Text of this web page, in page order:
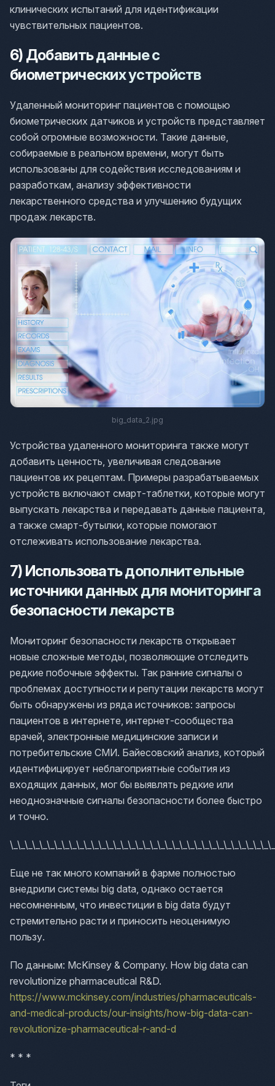
клинических испытаний для идентификации
чувствительных пациентов.
6) Добавить данные с
биометрических устройств
Удаленный мониторинг пациентов с помощью
биометрических датчиков и устройств представляет
собой огромные возможности. Такие данные,
собираемые в реальном времени, могут быть
использованы для содействия исследованиям и
разработкам, анализу эффективности
лекарственного средства и улучшению будущих
продаж лекарств.
big_data_2.jpg
Устройства удаленного мониторинга также могут
добавить ценность, увеличивая следование
пациентов их рецептам. Примеры разрабатываемых
устройств включают смарт-таблетки, которые могут
выпускать лекарства и передавать данные пациента,
а также смарт-бутылки, которые помогают
отслеживать использование лекарства.
7) Использовать дополнительные
источники данных для мониторинга
безопасности лекарств
Мониторинг безопасности лекарств открывает
новые сложные методы, позволяющие отследить
редкие побочные эффекты. Так ранние сигналы о
проблемах доступности и репутации лекарств могут
быть обнаружены из ряда источников: запросы
пациентов в интернете, интернет-сообщества
врачей, электронные медицинские записи и
потребительские СМИ. Байесовский анализ, который
идентифицирует неблагоприятные события из
входящих данных, мог бы выявлять редкие или
неоднозначные сигналы безопасности более быстро
и точно.
Еще не так много компаний в фарме полностью
внедрили системы big data, однако остается
несомненным, что инвестиции в big data будут
стремительно расти и приносить неоценимую
пользу.
По данным: McKinsey & Company. How big data can
revolutionize pharmaceutical R&D.
https://www.mckinsey.com/industries/pharmaceuticals-
and-medical-products/our-insights/how-big-data-can-
revolutionize-pharmaceutical-r-and-d
* * *